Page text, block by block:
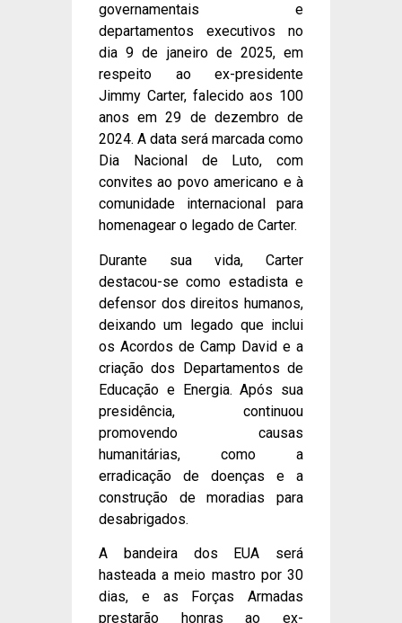
governamentais e
departamentos executivos no
dia 9 de janeiro de 2025, em
respeito ao ex-presidente
Jimmy Carter, falecido aos 100
anos em 29 de dezembro de
2024. A data será marcada como
Dia Nacional de Luto, com
convites ao povo americano e à
comunidade internacional para
homenagear o legado de Carter.
Durante sua vida, Carter
destacou-se como estadista e
defensor dos direitos humanos,
deixando um legado que inclui
os Acordos de Camp David e a
criação dos Departamentos de
Educação e Energia. Após sua
presidência, continuou
promovendo causas
humanitárias, como a
erradicação de doenças e a
construção de moradias para
desabrigados.
A bandeira dos EUA será
hasteada a meio mastro por 30
dias, e as Forças Armadas
prestarão honras ao ex-